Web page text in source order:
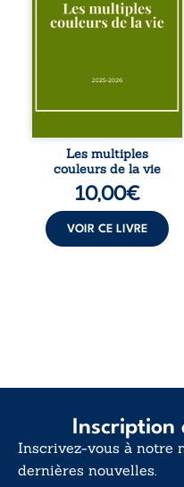
recouvre
l’espérance, tandis
pour en retrouver
Entre souvenirs,
désillusions, Les
multiples couleurs
de la vie explore la
force des liens, le
poids des non-dits
et la ...
Les multiples
couleurs de la vie
10,00€
VOIR CE LIVRE
Inscription
Inscrivez-vous à notre
dernières nouvelles.